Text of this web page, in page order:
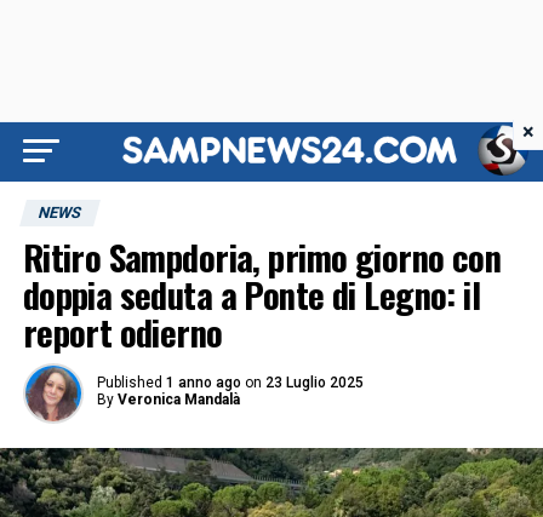
NEWS
Ritiro Sampdoria, primo giorno con
doppia seduta a Ponte di Legno: il
report odierno
Published 1 anno ago on 23 Luglio 2025
By Veronica Mandalà
×